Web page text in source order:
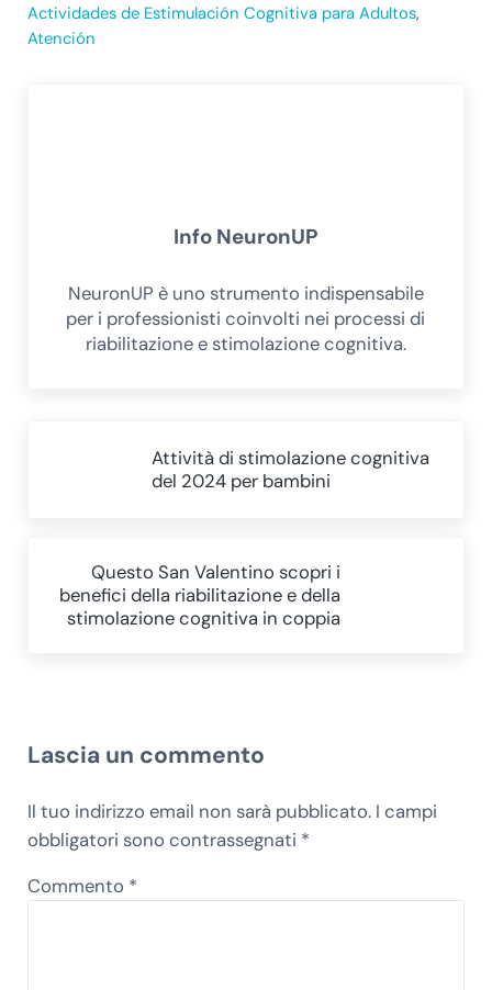
Actividades de Estimulación Cognitiva para Adultos,
Atención
Info NeuronUP
NeuronUP è uno strumento indispensabile
per i professionisti coinvolti nei processi di
riabilitazione e stimolazione cognitiva.
Attività di stimolazione cognitiva
del 2024 per bambini
Questo San Valentino scopri i
benefici della riabilitazione e della
stimolazione cognitiva in coppia
Lascia un commento
Il tuo indirizzo email non sarà pubblicato. I campi
obbligatori sono contrassegnati *
Commento *